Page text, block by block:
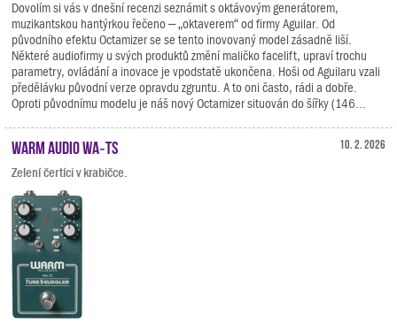
Dovolím si vás v dnešní recenzi seznámit s oktávovým generátorem,
muzikantskou hantýrkou řečeno – „oktaverem“ od firmy Aguilar. Od
původního efektu Octamizer se se tento inovovaný model zásadně liší.
Některé audiofirmy u svých produktů změní maličko facelift, upraví trochu
parametry, ovládání a inovace je vpodstatě ukončena. Hoši od Aguilaru vzali
předělávku původní verze opravdu zgruntu. A to oni často, rádi a dobře.
Oproti původnímu modelu je náš nový Octamizer situován do šířky (146...
10. 2. 2026
Warm Audio WA‑TS
Zelení čertíci v krabičce.